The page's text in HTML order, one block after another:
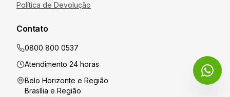
Política de Devolução
Contato
0800 800 0537
Atendimento 24 horas
Belo Horizonte e Região
Brasília e Região